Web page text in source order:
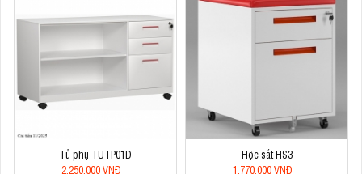
Tủ phụ TUTP01D
2.250.000 VNĐ
Hộc sắt HS3
1.770.000 VNĐ